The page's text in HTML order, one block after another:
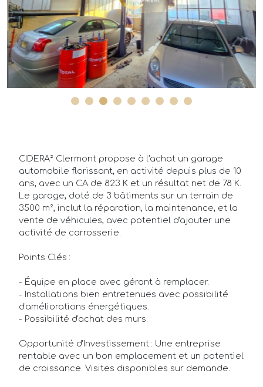
Annonces
Propriétaires/Bailleurs
CIDERA² Clermont propose à l'achat un garage
automobile florissant, en activité depuis plus de 10
ans, avec un CA de 823 K et un résultat net de 78 K.
Le garage, doté de 3 bâtiments sur un terrain de
3500 m², inclut la réparation, la maintenance, et la
vente de véhicules, avec potentiel d'ajouter une
activité de carrosserie.
Points Clés :
- Équipe en place avec gérant à remplacer.
- Installations bien entretenues avec possibilité
d'améliorations énergétiques.
- Possibilité d'achat des murs.
Opportunité d'Investissement : Une entreprise
rentable avec un bon emplacement et un potentiel
de croissance. Visites disponibles sur demande.